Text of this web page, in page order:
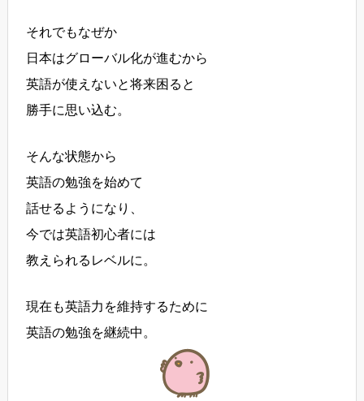
それでもなぜか
日本はグローバル化が進むから
英語が使えないと将来困ると
勝手に思い込む。
そんな状態から
英語の勉強を始めて
話せるようになり、
今では英語初心者には
教えられるレベルに。
現在も英語力を維持するために
英語の勉強を継続中。